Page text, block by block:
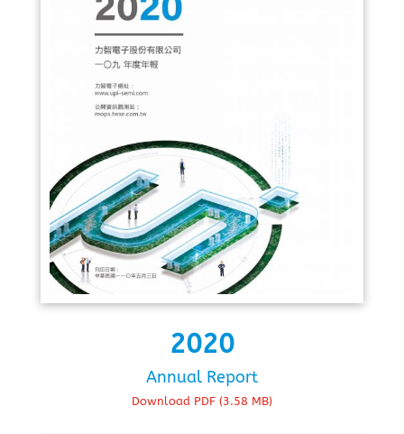
2020
Annual Report
Download PDF (3.58 MB)